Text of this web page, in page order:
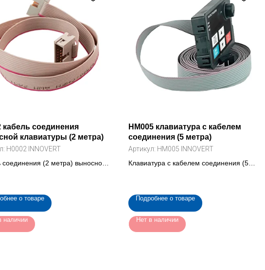
кабель соединения
клавиатуры (2 метра)
H0002 INNOVERT
соединения (2 метра) выносной
о товаре
наличии
HM005 клавиатура с кабелем
соединения (5 метра)
Артикул: HM005 INNOVERT
Клавиатура с кабелем соединения (5
Подробнее о товаре
Нет в наличии